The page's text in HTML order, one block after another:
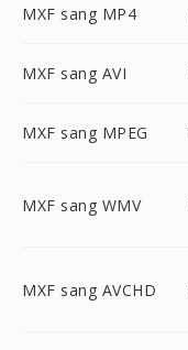
MXF sang MP4
MXF sang AVI
MXF sang MPEG
MXF sang WMV
MXF sang AVCHD